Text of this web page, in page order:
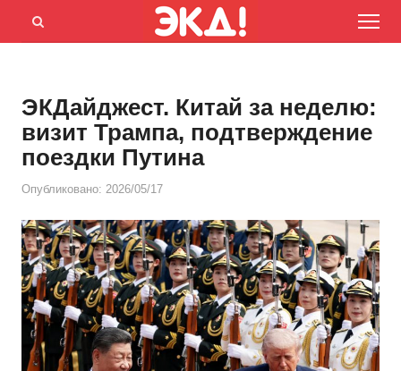
Menu
Открыть
ЭКДайджест. Китай за неделю:
визит Трампа, подтверждение
поездки Путина
Опубликовано: 2026/05/17